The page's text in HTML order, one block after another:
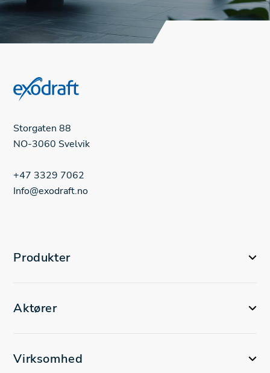
Storgaten 88
NO-3060 Svelvik
+47 3329 7062
Info@exodraft.no
Produkter
Aktører
Virksomhed